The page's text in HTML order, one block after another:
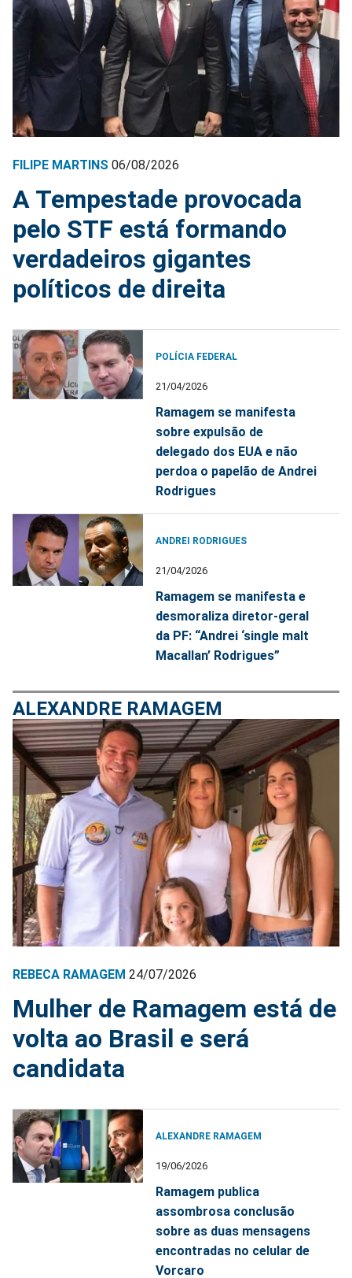
FILIPE MARTINS 06/08/2026
A Tempestade provocada
pelo STF está formando
verdadeiros gigantes
políticos de direita
POLÍCIA FEDERAL
21/04/2026
Ramagem se manifesta
sobre expulsão de
delegado dos EUA e não
perdoa o papelão de Andrei
Rodrigues
ANDREI RODRIGUES
21/04/2026
Ramagem se manifesta e
desmoraliza diretor-geral
da PF: “Andrei ‘single malt
Macallan’ Rodrigues”
ALEXANDRE RAMAGEM
REBECA RAMAGEM 24/07/2026
Mulher de Ramagem está de
volta ao Brasil e será
candidata
ALEXANDRE RAMAGEM
19/06/2026
Ramagem publica
assombrosa conclusão
sobre as duas mensagens
encontradas no celular de
Vorcaro